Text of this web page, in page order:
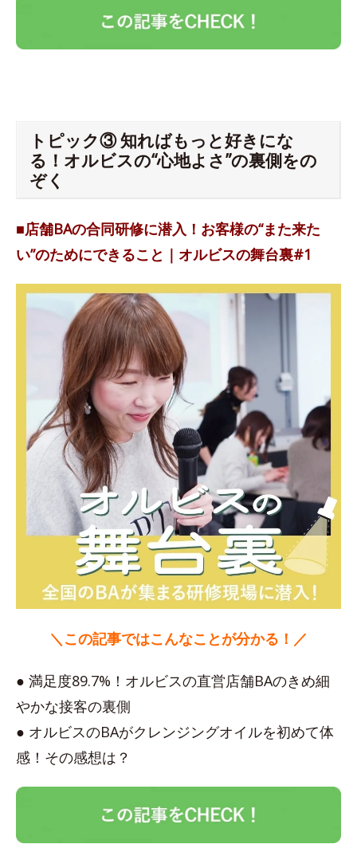
トピック③ 知ればもっと好きにな
る！オルビスの“心地よさ”の裏側をの
ぞく
■店舗BAの合同研修に潜入！お客様の“また来た
い”のためにできること｜オルビスの舞台裏#1
＼この記事ではこんなことが分かる！／
● 満足度89.7%！オルビスの直営店舗BAのきめ細
やかな接客の裏側
● オルビスのBAがクレンジングオイルを初めて体
感！その感想は？